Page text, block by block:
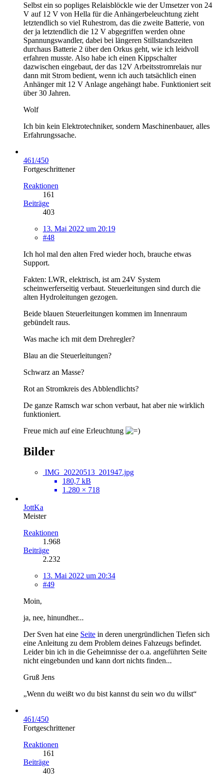
Selbst ein so popliges Relaisblöckle wie der Umsetzer von 24
V auf 12 V von Hella für die Anhängerbeleuchtung zieht
letztendlich so viel Ruhestrom, das die zweite Batterie, von
der ja letztendlich die 12 V abgegriffen werden ohne
Spannungswandler, dabei bei längeren Stillstandszeiten
durchaus Batterie 2 über den Orkus geht, wie ich leidvoll
erfahren musste. Also habe ich einen Kippschalter
dazwischen eingebaut, der das 12V Arbeitsstromrelais nur
dann mit Strom bedient, wenn ich auch tatsächlich einen
Anhänger mit 12 V Anlage angehängt habe. Funktioniert seit
über 30 Jahren.
Wolf
Ich bin kein Elektrotechniker, sondern Maschinenbauer, alles
Erfahrungssache.
461/450
Fortgeschrittener
Reaktionen
161
Beiträge
403
13. Mai 2022 um 20:19
#48
Ich hol mal den alten Fred wieder hoch, brauche etwas
Support.
Fakten: LWR, elektrisch, ist am 24V System
scheinwerferseitig verbaut. Steuerleitungen sind durch die
alten Hydroleitungen gezogen.
Beide blauen Steuerleitungen kommen im Innenraum
gebündelt raus.
Was mache ich mit dem Drehregler?
Blau an die Steuerleitungen?
Schwarz an Masse?
Rot an Stromkreis des Abblendlichts?
De ganze Ramsch war schon verbaut, hat aber nie wirklich
funktioniert.
Freue mich auf eine Erleuchtung
Bilder
IMG_20220513_201947.jpg
180,7 kB
1.280 × 718
JottKa
Meister
Reaktionen
1.968
Beiträge
2.232
13. Mai 2022 um 20:34
#49
Moin,
ja, nee, hinundher...
Der Sven hat eine Seite in deren unergründlichen Tiefen sich
eine Anleitung zu dem Problem deines Fahzeugs befindet.
Leider bin ich in die Geheimnisse der o.a. angeführten Seite
nicht eingebunden und kann dort nichts finden...
Gruß Jens
„Wenn du weißt wo du bist kannst du sein wo du willst“
461/450
Fortgeschrittener
Reaktionen
161
Beiträge
403